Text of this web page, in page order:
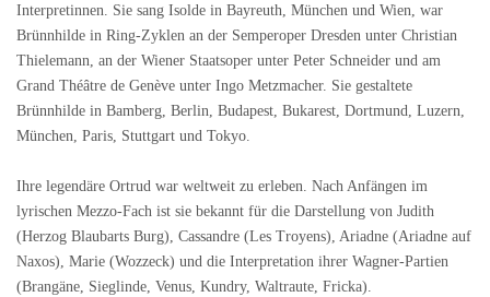
Interpretinnen. Sie sang Isolde in Bayreuth, München und Wien, war
Brünnhilde in Ring-Zyklen an der Semperoper Dresden unter Christian
Thielemann, an der Wiener Staatsoper unter Peter Schneider und am
Grand Théâtre de Genève unter Ingo Metzmacher. Sie gestaltete
Brünnhilde in Bamberg, Berlin, Budapest, Bukarest, Dortmund, Luzern,
München, Paris, Stuttgart und Tokyo.
Ihre legendäre Ortrud war weltweit zu erleben. Nach Anfängen im
lyrischen Mezzo-Fach ist sie bekannt für die Darstellung von Judith
(Herzog Blaubarts Burg), Cassandre (Les Troyens), Ariadne (Ariadne auf
Naxos), Marie (Wozzeck) und die Interpretation ihrer Wagner-Partien
(Brangäne, Sieglinde, Venus, Kundry, Waltraute, Fricka).